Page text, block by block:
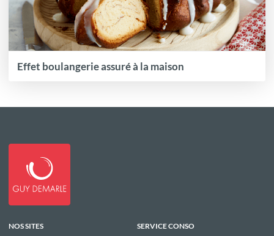
Effet boulangerie assuré à la maison
NOS SITES SERVICE CONSO